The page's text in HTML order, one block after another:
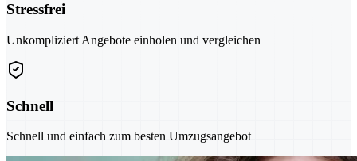
Stressfrei
Unkompliziert Angebote einholen und vergleichen
Schnell
Schnell und einfach zum besten Umzugsangebot